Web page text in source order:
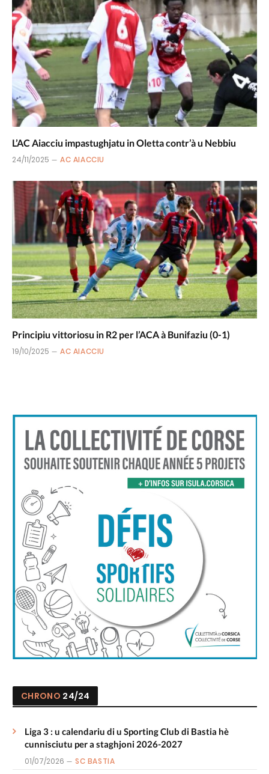
L’AC Aiacciu impastughjatu in Oletta contr’à u Nebbiu
24/11/2025 AC AIACCIU
Principiu vittoriosu in R2 per l’ACA à Bunifaziu (0-1)
19/10/2025 AC AIACCIU
CHRONO 24/24
Liga 3 : u calendariu di u Sporting Club di Bastia hè
cunnisciutu per a staghjoni 2026-2027
01/07/2026 SC BASTIA